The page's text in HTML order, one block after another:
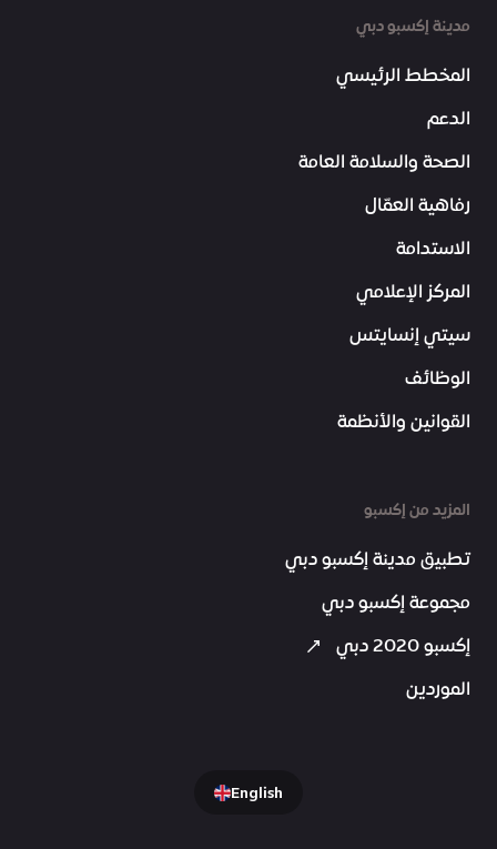
مدينة إكسبو دبي
المخطط الرئيسي
الدعم
الصحة والسلامة العامة
رفاهية العمّال
الاستدامة
المركز الإعلامي
سيتي إنسايتس
الوظائف
القوانين والأنظمة
المزيد من إكسبو
تطبيق مدينة إكسبو دبي
مجموعة إكسبو دبي
إكسبو 2020 دبي
الموردين
English